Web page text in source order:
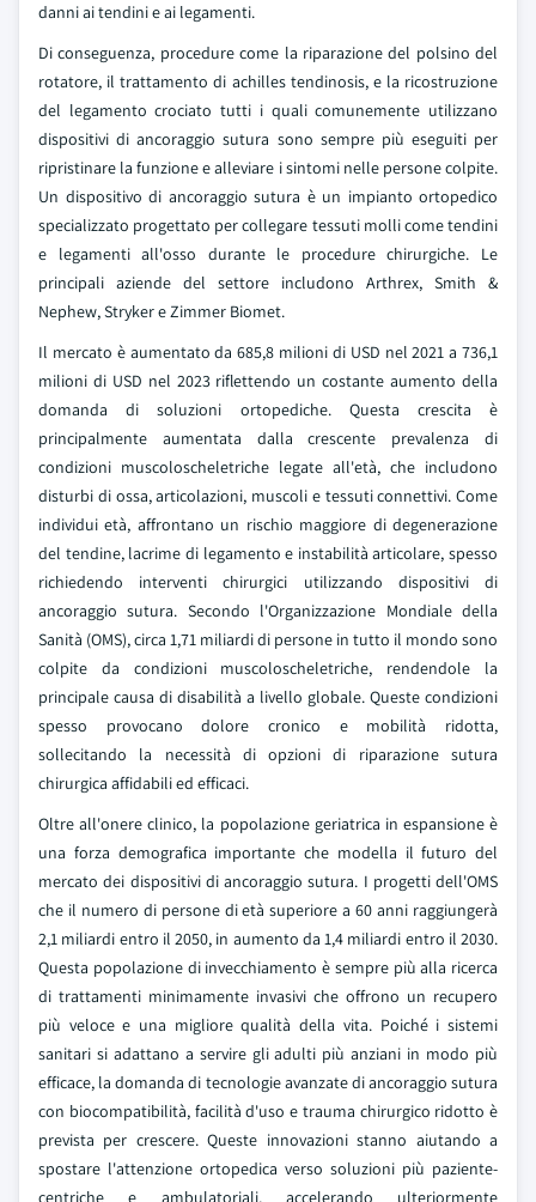
danni ai tendini e ai legamenti.
Di conseguenza, procedure come la riparazione del polsino del
rotatore, il trattamento di achilles tendinosis, e la ricostruzione
del legamento crociato tutti i quali comunemente utilizzano
dispositivi di ancoraggio sutura sono sempre più eseguiti per
ripristinare la funzione e alleviare i sintomi nelle persone colpite.
Un dispositivo di ancoraggio sutura è un impianto ortopedico
specializzato progettato per collegare tessuti molli come tendini
e legamenti all'osso durante le procedure chirurgiche. Le
principali aziende del settore includono Arthrex, Smith &
Nephew, Stryker e Zimmer Biomet.
Il mercato è aumentato da 685,8 milioni di USD nel 2021 a 736,1
milioni di USD nel 2023 riflettendo un costante aumento della
domanda di soluzioni ortopediche. Questa crescita è
principalmente aumentata dalla crescente prevalenza di
condizioni muscoloscheletriche legate all'età, che includono
disturbi di ossa, articolazioni, muscoli e tessuti connettivi. Come
individui età, affrontano un rischio maggiore di degenerazione
del tendine, lacrime di legamento e instabilità articolare, spesso
richiedendo interventi chirurgici utilizzando dispositivi di
ancoraggio sutura. Secondo l'Organizzazione Mondiale della
Sanità (OMS), circa 1,71 miliardi di persone in tutto il mondo sono
colpite da condizioni muscoloscheletriche, rendendole la
principale causa di disabilità a livello globale. Queste condizioni
spesso provocano dolore cronico e mobilità ridotta,
sollecitando la necessità di opzioni di riparazione sutura
chirurgica affidabili ed efficaci.
Oltre all'onere clinico, la popolazione geriatrica in espansione è
una forza demografica importante che modella il futuro del
mercato dei dispositivi di ancoraggio sutura. I progetti dell'OMS
che il numero di persone di età superiore a 60 anni raggiungerà
2,1 miliardi entro il 2050, in aumento da 1,4 miliardi entro il 2030.
Questa popolazione di invecchiamento è sempre più alla ricerca
di trattamenti minimamente invasivi che offrono un recupero
più veloce e una migliore qualità della vita. Poiché i sistemi
sanitari si adattano a servire gli adulti più anziani in modo più
efficace, la domanda di tecnologie avanzate di ancoraggio sutura
con biocompatibilità, facilità d'uso e trauma chirurgico ridotto è
prevista per crescere. Queste innovazioni stanno aiutando a
spostare l'attenzione ortopedica verso soluzioni più paziente-
centriche e ambulatoriali, accelerando ulteriormente